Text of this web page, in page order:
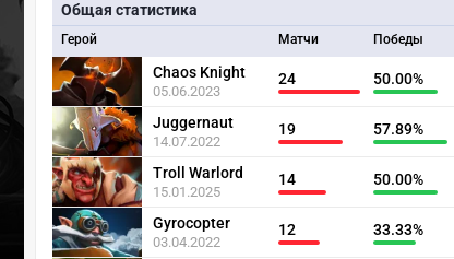
Общая статистика
Герой Матчи Победы
Chaos Knight
05.06.2023
24 50.00%
Juggernaut
14.07.2022
19 57.89%
Troll Warlord
15.01.2025
14 50.00%
Gyrocopter
03.04.2022
12 33.33%